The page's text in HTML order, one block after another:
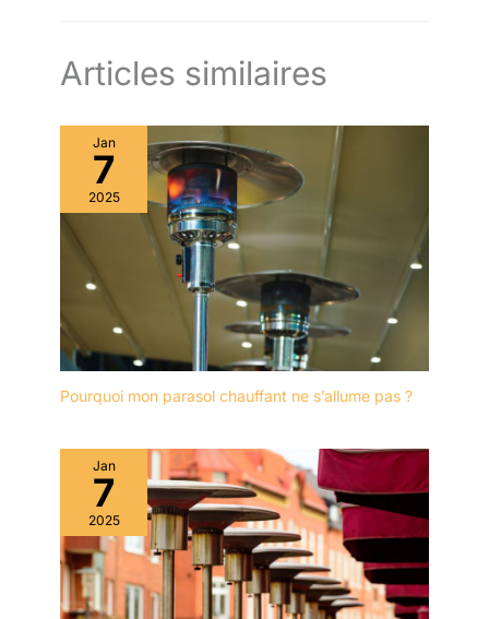
Articles similaires
Jan
7
2025
Pourquoi mon parasol chauffant ne s’allume pas ?
Jan
7
2025